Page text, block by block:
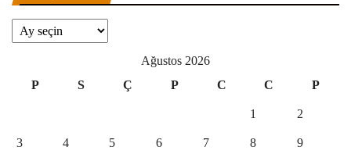
Arşivler
Ağustos 2026
P
S Ç P C C P
1 2
3 4 5 6 7 8 9